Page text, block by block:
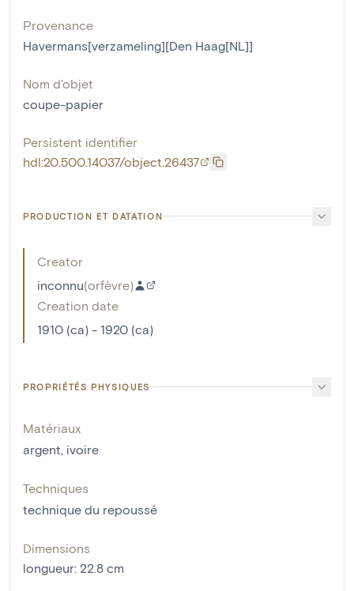
Provenance
Havermans[verzameling][Den Haag[NL]]
Nom d'objet
coupe-papier
Persistent identifier
hdl:20.500.14037/object.26437
PRODUCTION ET DATATION
Creator
inconnu(orfèvre)
Creation date
1910 (ca) - 1920 (ca)
PROPRIÉTÉS PHYSIQUES
Matériaux
argent, ivoire
Techniques
technique du repoussé
Dimensions
longueur: 22.8 cm